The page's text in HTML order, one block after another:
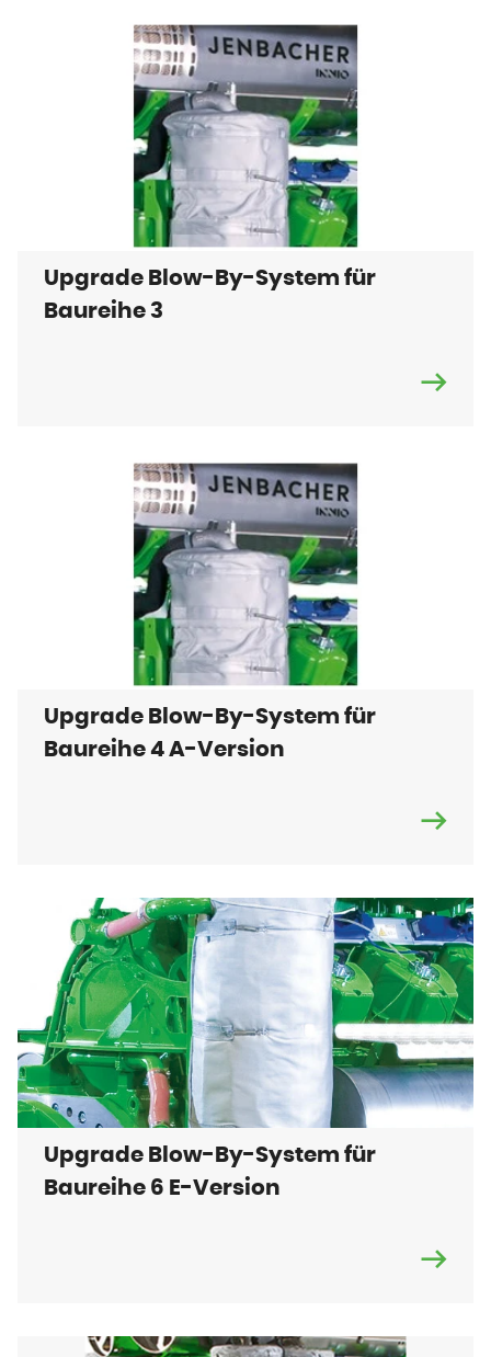
Upgrade Blow-By-System für
Baureihe 3
Upgrade Blow-By-System für
Baureihe 4 A-Version
Upgrade Blow-By-System für
Baureihe 6 E-Version